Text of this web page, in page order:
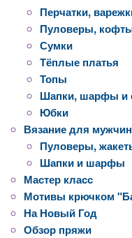
Перчатки,
Пуловеры,
Сумки
Тёплые платья
Топы
Шапки, шарфы и
Юбки
Вязание для мужчин
Пуловеры,
Шапки и шарфы
Мастер класс
Мотивы крючком
На Новый Год
Обзор пряжи